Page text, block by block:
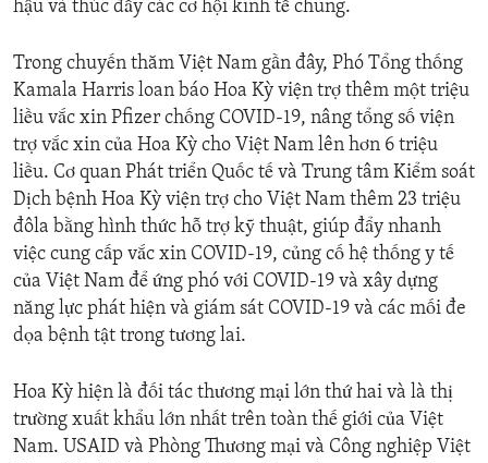
hậu và thúc đẩy các cơ hội kinh tế chung.
Trong chuyến thăm Việt Nam gần đây, Phó Tổng thống
Kamala Harris loan báo Hoa Kỳ viện trợ thêm một triệu
liều vắc xin Pfizer chống COVID-19, nâng tổng số viện
trợ vắc xin của Hoa Kỳ cho Việt Nam lên hơn 6 triệu
liều. Cơ quan Phát triển Quốc tế và Trung tâm Kiểm soát
Dịch bệnh Hoa Kỳ viện trợ cho Việt Nam thêm 23 triệu
đôla bằng hình thức hỗ trợ kỹ thuật, giúp đẩy nhanh
việc cung cấp vắc xin COVID-19, củng cố hệ thống y tế
của Việt Nam để ứng phó với COVID-19 và xây dựng
năng lực phát hiện và giám sát COVID-19 và các mối đe
dọa bệnh tật trong tương lai.
Hoa Kỳ hiện là đối tác thương mại lớn thứ hai và là thị
trường xuất khẩu lớn nhất trên toàn thế giới của Việt
Nam. USAID và Phòng Thương mại và Công nghiệp Việt